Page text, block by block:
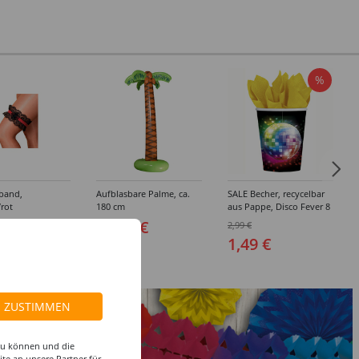
Aufblasbare Palme, ca.
180 cm
18,99 €
%
SALE Becher, recycelbar
aus Pappe, Disco Fever 8
Stk. 266 ml
2,99 €
1,49 €
ZUSTIMMEN
können und die